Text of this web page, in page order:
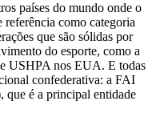
países do mundo onde o
como categoria
que são sólidas por
do esporte, como a
USHPA nos EUA. E todas
confederativa: a FAI
que é a principal entidade